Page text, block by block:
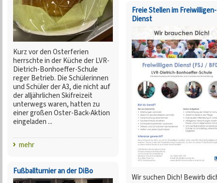
Kurz vor den Osterferien
herrschte in der Küche der LVR-
Dietrich-Bonhoeffer-Schule
reger Betrieb. Die Schülerinnen
und Schüler der A3, die nicht auf
der alljährlichen Skifreizeit
unterwegs waren, hatten zu
einer großen Oster-Back-Aktion
eingeladen ...
mehr
Fußballturnier an der DiBo
Freie Stellen im Freiwilligen-
Dienst
Wir suchen Dich! Bewirb